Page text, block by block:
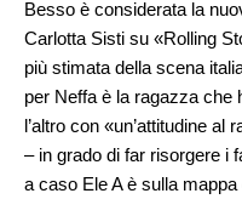
Besso è considerata la
Carlotta Sisti su «Rolling
più stimata della scena
per Neffa è la ragazza che
l’altro con «un’attitudine
– in grado di far risorgere i
a caso Ele A è sulla